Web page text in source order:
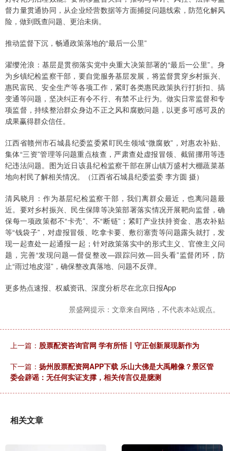
督力量贯通协同，从企业经营数据等方面捕捉问题线索，防范化解风
险，做到既查问题、更治未病。
推动监督下沉，畅通政策落地的“最后一公里”
濯缨沧浪：基层是贯彻落实党中央重大决策部署的“最后一公里”。身
为乡镇纪检监察干部，要自觉服务基层发展，将监督贯穿乡村振兴、
惠民富民、安全生产等各项工作，紧盯各类惠民政策执行打折扣、搞
变通等问题，坚决纠正有令不行、有禁不止行为。做实日常监督和专
项监督，持续整治群众身边不正之风和腐败问题，以更多可感可及的
成果赢得群众信任。
江西省赣州市石城县纪委监委紧盯民生领域“微腐败”，对惠农补贴、
集体“三资”管理等问题重点核查，严肃查处虚报冒领、截留挪用等违
纪违法问题。图为近日该县纪检监察干部在屏山镇万盛村大棚蔬菜基
地向村民了解相关情况。（江西省石城县纪委监委 李方圆 摄）
清风晓月：作为基层纪检监察干部，我们离群众最近，也离问题最
近。要对乡村振兴、民生保障等决策部署落实情况开展靶向监督，确
保每一项政策都不“卡壳”、不“断链”；紧盯产业扶持资金、惠农补贴
等“钱袋子”，对虚报冒领、吃拿卡要、敷衍塞责等问题露头就打，发
现一起查处一起通报一起；针对政策落实中的形式主义、官僚主义问
题，完善“发现问题—督促整改—跟踪问效—回头看”监督闭环，防
止“雨过地皮湿”，确保整改真落地、问题不反弹。
更多热点速报、权威资讯、深度分析尽在北京日报App
景盛网提示：文章来自网络，不代表本站观点。
上一篇： 股票配资咨询官网 学有所悟丨守正创新展现新作为
下一篇： 扬州股票配资网APP下载 乐山大佛是大禹雕像？景区管
委会辟谣：无任何实证支撑，相关传言仅是臆测
相关文章